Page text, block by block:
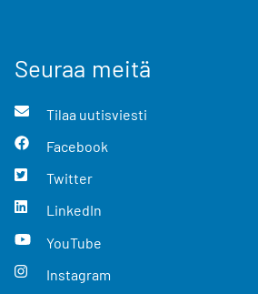
Seuraa meitä
Tilaa uutisviesti
Facebook
Twitter
LinkedIn
YouTube
Instagram